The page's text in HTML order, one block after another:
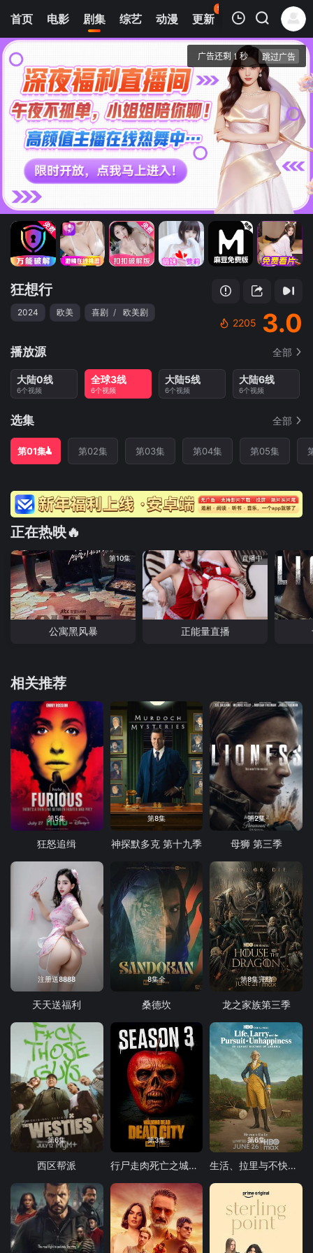
首页 电影 剧集 综艺 动漫 更新
99
热榜 APP
第01集
狂想行
清空
狂想行
2024 欧美 喜剧 / 欧美剧
2205 3.0
播放源 全部
大陆0线
6个视频
全球3线
6个视频
大陆5线
6个视频
大陆6线
6个视频
选集 全部
第01集 第02集 第03集 第04集 第05集
正在热映🔥
第10集
公寓黑风暴
直播中
正能量直播
相关推荐
第5集
狂怒追缉
第8集
神探默多克 第十九季
第2集
母狮 第三季
注册送8888
天天送福利
8集全
桑德坎
第8集完结
龙之家族第三季
第6集
西区帮派
第3集
行尸走肉死亡之城第三季
第6集
生活、拉里与不快乐的追求：一部美国史